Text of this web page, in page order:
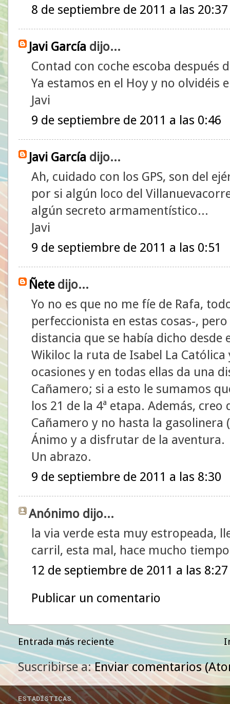
8 de septiembre de 2011 a las 20:37
Javi García dijo...
Contad con coche escoba después
Ya estamos en el Hoy y no olvidéis
Javi
9 de septiembre de 2011 a las 0:46
Javi García dijo...
Ah, cuidado con los GPS, son del
por si algún loco del
algún secreto armamentístico...
Javi
9 de septiembre de 2011 a las 0:51
Ñetedijo...
Yo no es que no me fíe de Rafa,
perfeccionista en estas cosas-,
distancia que se había dicho
Wikiloc la ruta de Isabel La
ocasiones y en todas ellas da una
Cañamero; si a esto le sumamos
los 21 de la 4ª etapa. Además,
Cañamero y no hasta la gasolinera
Ánimo y a disfrutar de la aventura.
Un abrazo.
9 de septiembre de 2011 a las 8:30
Anónimo dijo...
la via verde esta muy estropeada,
carril, esta mal, hace mucho
12 de septiembre de 2011 a las 8:27
Publicar un comentario
Entrada más reciente
Suscribirse a:Enviar comentarios
ESTADÍSTICAS